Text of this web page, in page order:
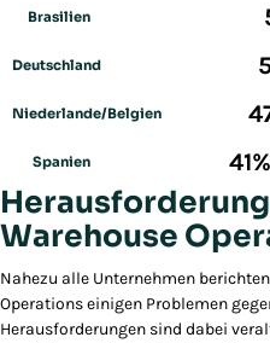
Brasilien
Deutschland
Niederlande/Belgien
Spanien 41%
Warehouse
Nahezu alle Unternehmen
Operations einigen Problemen
Herausforderungen sind dabei